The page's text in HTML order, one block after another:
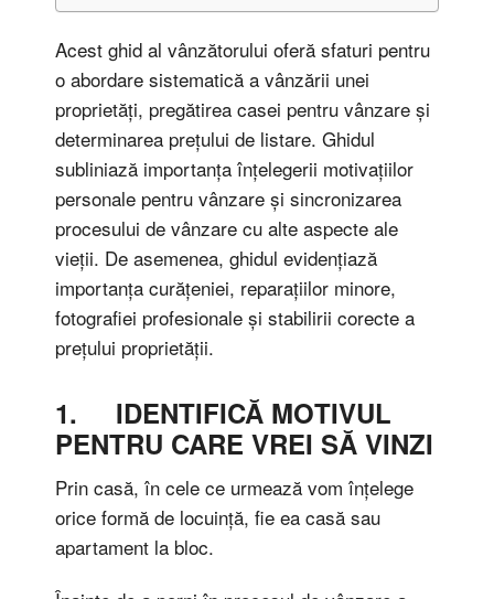
Acest ghid al vânzătorului oferă sfaturi pentru
o abordare sistematică a vânzării unei
proprietăți, pregătirea casei pentru vânzare și
determinarea prețului de listare. Ghidul
subliniază importanța înțelegerii motivațiilor
personale pentru vânzare și sincronizarea
procesului de vânzare cu alte aspecte ale
vieții. De asemenea, ghidul evidențiază
importanța curățeniei, reparațiilor minore,
fotografiei profesionale și stabilirii corecte a
prețului proprietății.
1. IDENTIFICĂ MOTIVUL
PENTRU CARE VREI SĂ VINZI
Prin casă, în cele ce urmează vom înțelege
orice formă de locuință, fie ea casă sau
apartament la bloc.